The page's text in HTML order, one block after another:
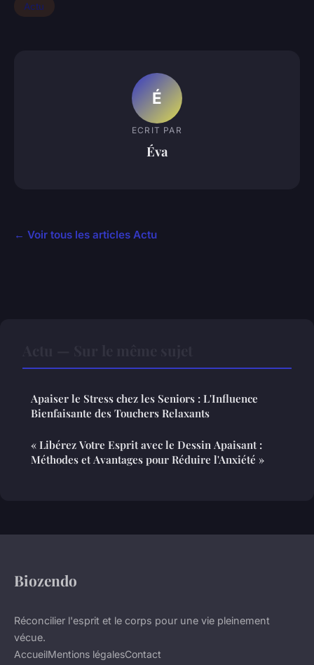
Actu
É
ECRIT PAR
Éva
← Voir tous les articles Actu
Apaiser le Stress chez les Seniors : L'Influence
Bienfaisante des Touchers Relaxants
« Libérez Votre Esprit avec le Dessin Apaisant :
Méthodes et Avantages pour Réduire l'Anxiété »
Biozendo
Réconcilier l'esprit et le corps pour une vie pleinement
vécue.
AccueilMentions légalesContact